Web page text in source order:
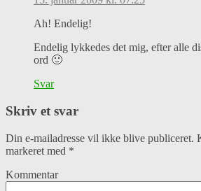
Ah! Endelig!
Endelig lykkedes det mig, efter alle
ord 🙂
Svar
Skriv et svar
Din e-mailadresse vil ikke blive publiceret.
markeret med *
Kommentar